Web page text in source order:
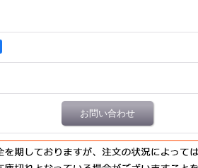
お問い合わせ